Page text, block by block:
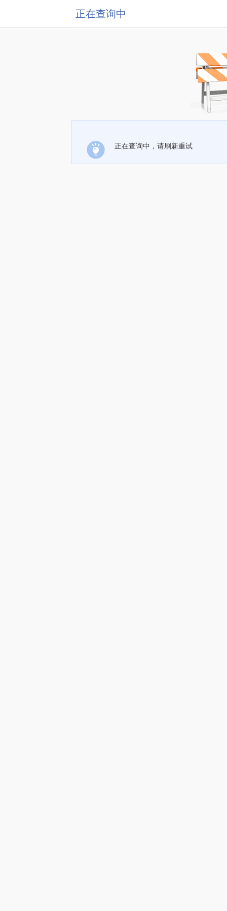
正在查询中
正在查询中，请刷新重试